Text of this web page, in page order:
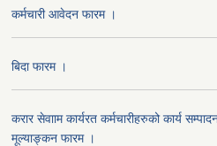
कर्मचारी आवेदन फारम ।
बिदा फारम ।
करार सेवााम कार्यरत कर्मचारीहरुको कार्य
मूल्याङ्कन फारम ।